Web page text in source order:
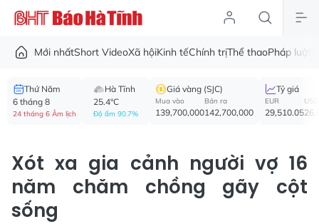
Mới nhấtShort VideoXã hộiKinh tếChính trịThể thaoPháp luật
Thứ Năm
6 tháng 8
24 tháng 6 Âm lịch
Hà Tĩnh
25.4°C
Độ ẩm 90.7%
Giá vàng (SJC)
Mua vào
139,700,000
Bán ra
142,700,000
Tỷ giá
EUR
29,510.05
USD
Xót xa gia cảnh người vợ 16
năm chăm chồng gãy cột
sống